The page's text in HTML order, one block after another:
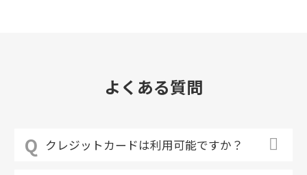
よくある質問
クレジットカードは利用可能ですか？